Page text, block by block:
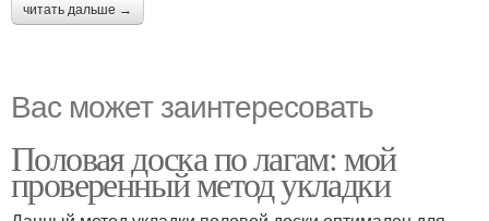
читать дальше →
Вас может заинтересовать
Половая доска по лагам: мой
проверенный метод укладки